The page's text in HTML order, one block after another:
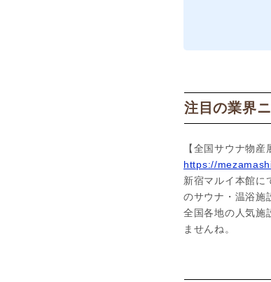
注目の業界
【全国サウナ物産
https://
新宿マルイ本館に
のサウナ・温浴施
全国各地の人気施
ませんね。